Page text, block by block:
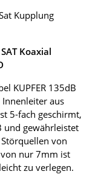
Kupplung
Koaxial
KUPFER 135dB
aus
5-fach geschirmt,
und gewährleistet
von
nur 7mm ist
zu verlegen.